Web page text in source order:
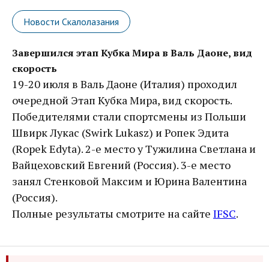
Новости Скалолазания
Завершился этап Кубка Мира в Валь Даоне, вид
скорость
19-20 июля в Валь Даоне (Италия) проходил
очередной Этап Кубка Мира, вид скорость.
Победителями стали спортсмены из Польши
Швирк Лукас (Swirk Lukasz) и Ропек Эдита
(Ropek Edyta). 2-е место у Тужилина Светлана и
Вайцеховский Евгений (Россия). 3-е место
занял Стенковой Максим и Юрина Валентина
(Россия).
Полные результаты смотрите на сайте IFSC.